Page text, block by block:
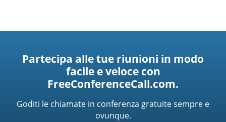
Partecipa alle tue riunioni in modo
facile e veloce con
FreeConferenceCall.com.
Goditi le chiamate in conferenza gratuite sempre e
ovunque.